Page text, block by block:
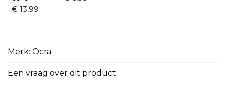
€ 13,99
Merk: Ocra
Een vraag over dit product